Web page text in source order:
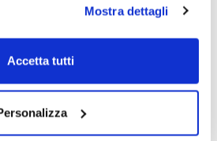
ti invitiamo a prendere visione
.
la “X” prosegui la
“Accetta tutti” presti
che potrai revocare in
Mostra dettagli
Accetta tutti
l Signore degli Anelli,Lo
, curato da Christopher